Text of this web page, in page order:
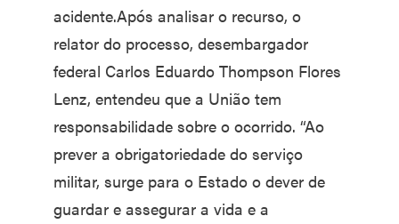
acidente.Após analisar o recurso, o
relator do processo, desembargador
federal Carlos Eduardo Thompson Flores
Lenz, entendeu que a União tem
responsabilidade sobre o ocorrido. “Ao
prever a obrigatoriedade do serviço
militar, surge para o Estado o dever de
guardar e assegurar a vida e a